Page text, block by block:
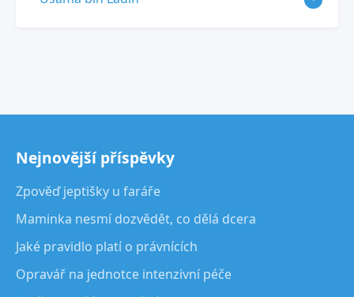
Nejnovější příspěvky
Zpověď jeptišky u faráře
Maminka nesmí dozvědět, co dělá dcera
Jaké pravidlo platí o právnících
Opravář na jednotce intenzivní péče